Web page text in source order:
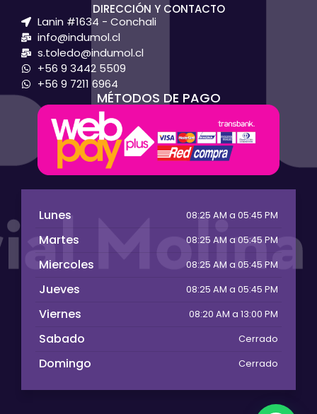
DIRECCIÓN Y CONTACTO
Lanin #1634 - Conchali
info@indumol.cl
s.toledo@indumol.cl
+56 9 3442 5509
+56 9 7211 6964
MÉTODOS DE PAGO
Lunes 08:25 AM a 05:45 PM
Martes 08:25 AM a 05:45 PM
Miercoles 08:25 AM a 05:45 PM
Jueves 08:25 AM a 05:45 PM
Viernes 08:20 AM a 13:00 PM
Sabado Cerrado
Domingo Cerrado